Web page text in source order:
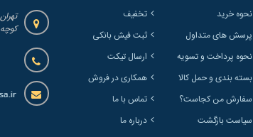
نحوه خرید
پرسش های متداول
نحوه پرداخت و تسویه
بسته بندی و حمل کالا
سفارش من کجاست؟
سیاست بازگشت
تخفیف
ثبت فیش بانکی
ارسال تیکت
همکاری در فروش
تماس با ما
درباره ما